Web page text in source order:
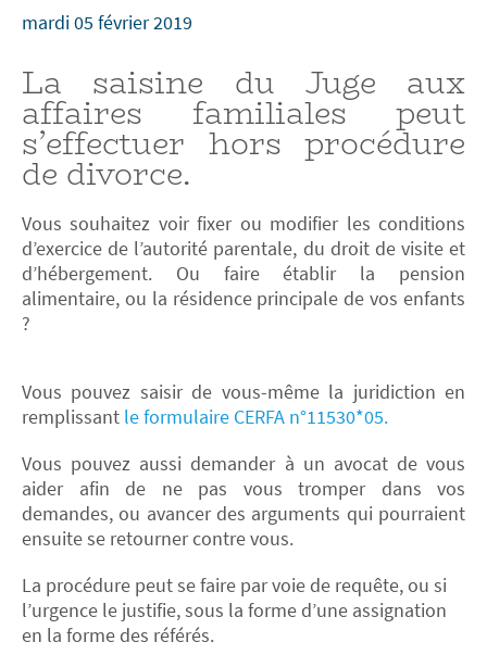
mardi 05 février 2019
La saisine du Juge aux
affaires familiales peut
s’effectuer hors procédure
de divorce.
Vous souhaitez voir fixer ou modifier les conditions
d’exercice de l’autorité parentale, du droit de visite et
d’hébergement. Ou faire établir la pension
alimentaire, ou la résidence principale de vos enfants
?
Vous pouvez saisir de vous-même la juridiction en
remplissant le formulaire CERFA n°11530*05.
Vous pouvez aussi demander à un avocat de vous
aider afin de ne pas vous tromper dans vos
demandes, ou avancer des arguments qui pourraient
ensuite se retourner contre vous.
La procédure peut se faire par voie de requête, ou si
l’urgence le justifie, sous la forme d’une assignation
en la forme des référés.